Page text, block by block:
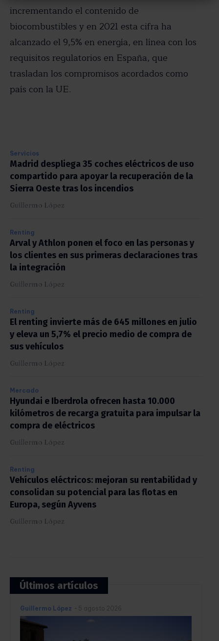
incrementando el contenido de
biocombustibles y en 2021 esta cifra ha
alcanzado el 9,5% en energía, en línea con los
requisitos regulatorios en España, que
trasladan los compromisos acordados como
país con la UE.
Servicios
Madrid despliega 35 coches eléctricos de uso
compartido para apoyar la recuperación de la
Sierra Oeste tras los incendios
Guillermo López
Renting
Arval y Athlon ponen el foco en las personas y
los clientes en sus primeras declaraciones tras
la integración
Guillermo López
Renting
El renting invierte más de 645 millones en julio
y eleva un 5,7% el precio medio de compra de
sus vehículos
Guillermo López
Mercado
Hyundai e Iberdrola ofrecen hasta 10.000
kilómetros de recarga gratuita para impulsar la
compra de eléctricos
Guillermo López
Renting
Vehículos eléctricos: mejoran su rentabilidad y
consolidan su potencial para las flotas en
Europa, según Ayvens
Guillermo López
Últimos artículos
Guillermo López - 5 agosto 2026